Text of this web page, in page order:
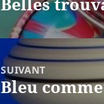
précédent :
SUIVANT
Article
suivant :
Bleu